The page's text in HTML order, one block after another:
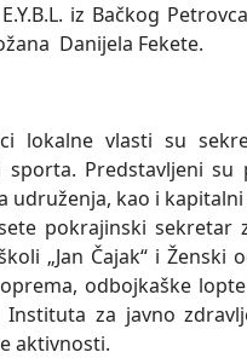
iz Bačkog
Danijela Fekete.
lokalne vlasti su
sporta. Predstavljeni
udruženja, kao i
pokrajinski
„Jan Čajak“ i
odbojkaške
za javno
aktivnosti.